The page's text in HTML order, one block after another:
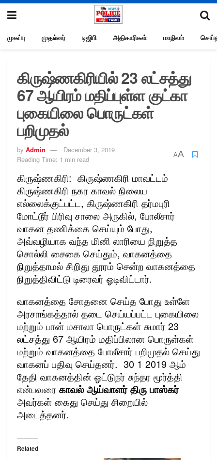
முகப்பு முதல்வர் டிஜிபி அதிகாரிகள் மாநிலம்
கிருஷ்ணகிரியில் 23 லட்சத்து
67 ஆயிரம் மதிப்புள்ள குட்கா
புகையிலை பொருட்கள்
பறிமுதல்
by Admin
December 3, 2019
Reading Time: 1 min read
AA
கிருஷ்ணகிரி: கிருஷ்ணகிரி மாவட்டம்
கிருஷ்ணகிரி நகர காவல் நிலைய
எல்லைக்குட்பட்ட, கிருஷ்ணகிரி தர்மபுரி
மோட்டூர் பிரிவு சாலை அருகில், போலீசார்
வாகன தணிக்கை செய்யும் போது,
அவ்வழியாக வந்த மினி லாரியை நிறுத்த
சொல்லி சைகை செய்தும், வாகனத்தை
நிறுத்தாமல் சிறிது தூரம் சென்ற வாகனத்தை
நிறுத்திவிட்டு டிரைவர் ஓடிவிட்டார்.
வாகனத்தை சோதனை செய்த போது உள்ளே
அரசாங்கத்தால் தடை செய்யப்பட்ட புகையிலை
மற்றும் பான் மசாலா பொருட்கள் சுமார் 23
லட்சத்து 67 ஆயிரம் மதிப்பிலான பொருள்கள்
மற்றும் வாகனத்தை போலீசார் பறிமுதல் செய்து
வாகனப் பதிவு செய்தனர். 30 1 2019 ஆம்
தேதி வாகனத்தின் ஓட்டுநர் சுந்தர மூர்த்தி
என்பவரை காவல் ஆய்வாளர் திரு பாஸ்கர்
அவர்கள் கைது செய்து சிறையில்
அடைத்தனர்.
Related